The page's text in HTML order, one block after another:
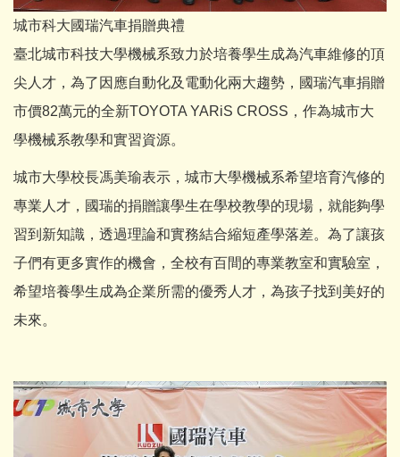
城市科大國瑞汽車捐贈典禮
臺北城市科技大學機械系致力於培養學生成為汽車維修的頂
尖人才，為了因應自動化及電動化兩大趨勢，國瑞汽車捐贈
市價82萬元的全新TOYOTA YARiS CROSS，作為城市大
學機械系教學和實習資源。
城市大學校長馮美瑜表示，城市大學機械系希望培育汽修的
專業人才，國瑞的捐贈讓學生在學校教學的現場，就能夠學
習到新知識，透過理論和實務結合縮短產學落差。為了讓孩
子們有更多實作的機會，全校有百間的專業教室和實驗室，
希望培養學生成為企業所需的優秀人才，為孩子找到美好的
未來。